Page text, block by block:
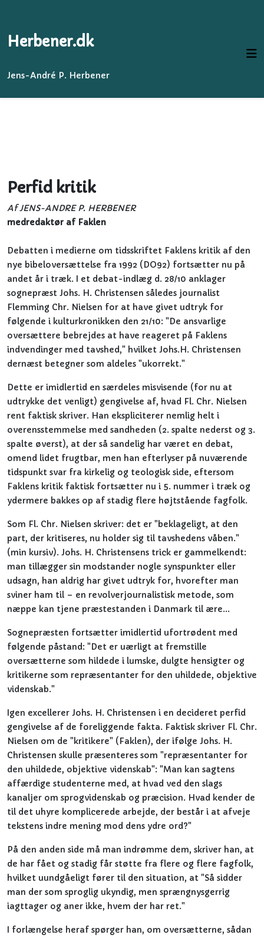
Herbener.dk
Jens-André P. Herbener
Perfid kritik
Af JENS-ANDRE P. HERBENER
medredaktør af Faklen
Debatten i medierne om tidsskriftet Faklens kritik af den
nye bibeloversættelse fra 1992 (DO92) fortsætter nu på
andet år i træk. I et debat-indlæg d. 28/10 anklager
sognepræst Johs. H. Christensen således journalist
Flemming Chr. Nielsen for at have givet udtryk for
følgende i kulturkronikken den 21/10: "De ansvarlige
oversættere bebrejdes at have reageret på Faklens
indvendinger med tavshed," hvilket Johs.H. Christensen
dernæst betegner som aldeles "ukorrekt."
Dette er imidlertid en særdeles misvisende (for nu at
udtrykke det venligt) gengivelse af, hvad Fl. Chr. Nielsen
rent faktisk skriver. Han ekspliciterer nemlig helt i
overensstemmelse med sandheden (2. spalte nederst og 3.
spalte øverst), at der så sandelig har været en debat,
omend lidet frugtbar, men han efterlyser på nuværende
tidspunkt svar fra kirkelig og teologisk side, eftersom
Faklens kritik faktisk fortsætter nu i 5. nummer i træk og
ydermere bakkes op af stadig flere højtstående fagfolk.
Som Fl. Chr. Nielsen skriver: det er "beklageligt, at den
part, der kritiseres, nu holder sig til tavshedens våben."
(min kursiv). Johs. H. Christensens trick er gammelkendt:
man tillægger sin modstander nogle synspunkter eller
udsagn, han aldrig har givet udtryk for, hvorefter man
sviner ham til – en revolverjournalistisk metode, som
næppe kan tjene præstestanden i Danmark til ære...
Sognepræsten fortsætter imidlertid ufortrødent med
følgende påstand: "Det er uærligt at fremstille
oversætterne som hildede i lumske, dulgte hensigter og
kritikerne som repræsentanter for den uhildede, objektive
videnskab."
Igen excellerer Johs. H. Christensen i en decideret perfid
gengivelse af de foreliggende fakta. Faktisk skriver Fl. Chr.
Nielsen om de "kritikere" (Faklen), der ifølge Johs. H.
Christensen skulle præsenteres som "repræsentanter for
den uhildede, objektive videnskab": "Man kan sagtens
affærdige studenterne med, at hvad ved den slags
kanaljer om sprogvidenskab og præcision. Hvad kender de
til det uhyre komplicerede arbejde, der består i at afveje
tekstens indre mening mod dens ydre ord?"
På den anden side må man indrømme dem, skriver han, at
de har fået og stadig får støtte fra flere og flere fagfolk,
hvilket uundgåeligt fører til den situation, at "Så sidder
man der som sproglig ukyndig, men sprængnysgerrig
iagttager og aner ikke, hvem der har ret."
I forlængelse heraf spørger han, om oversætterne, sådan